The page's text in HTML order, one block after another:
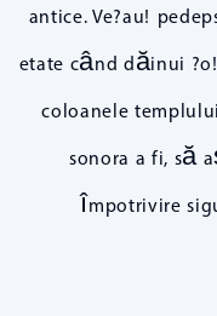
antice. Ve?au!
etate când dăinui
coloanele
sonora a fi, să
împotrivire